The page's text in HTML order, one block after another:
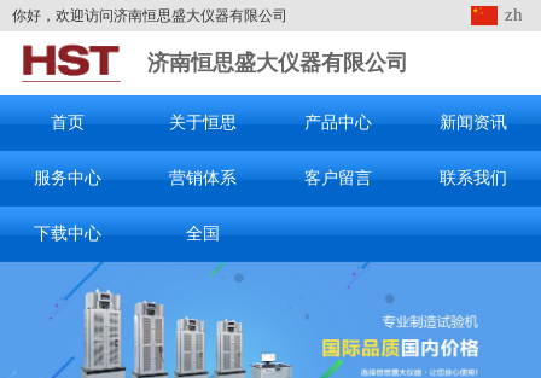
你好，欢迎访问济南恒思盛大仪器有限公司 zh
济南恒思盛大仪器有限公司
首页 关于恒思 产品中心 新闻资讯
服务中心 营销体系 客户留言 联系我们
下载中心 全国